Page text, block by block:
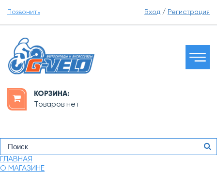
Позвонить Вход / Регистрация
КОРЗИНА:
Товаров нет
ГЛАВНАЯ
О МАГАЗИНЕ